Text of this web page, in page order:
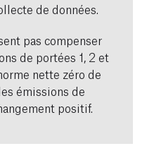
de données.
pas compenser
de portées 1, 2 et
nette zéro de
émissions de
positif.